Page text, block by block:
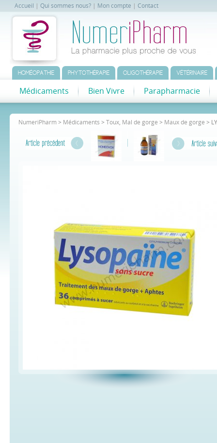
Accueil Qui sommes nous? Mon compte Contact
HOMÉOPATHIE PHYTOTHÉRAPIE OLIGOTHÉRAPIE VÉTÉRINAIRE
Médicaments Bien Vivre Parapharmacie
NumeriPharm > Médicaments > Toux, Mal de gorge > Maux de gorge >